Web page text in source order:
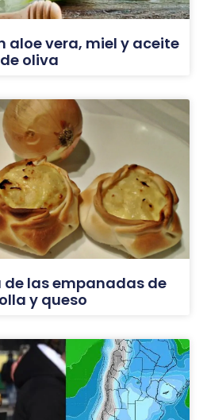
aloe vera, miel y aceite
de oliva
de las empanadas de
y queso